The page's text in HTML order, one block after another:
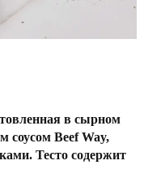
в сырном
соусом Beef Way,
Тесто содержит